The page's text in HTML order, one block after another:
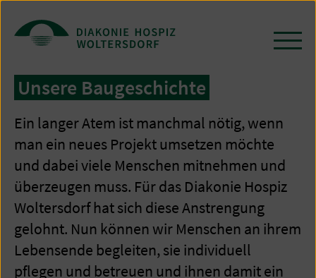
Zum
Seiteninhalt
springen
Unsere Baugeschichte
Ein langer Atem ist manchmal nötig, wenn
man ein neues Projekt umsetzen möchte
und dabei viele Menschen mitnehmen und
überzeugen muss. Für das Diakonie Hospiz
Woltersdorf hat sich diese Anstrengung
gelohnt. Nun können wir Menschen an ihrem
Lebensende begleiten, sie individuell
pflegen und betreuen und ihnen damit ein